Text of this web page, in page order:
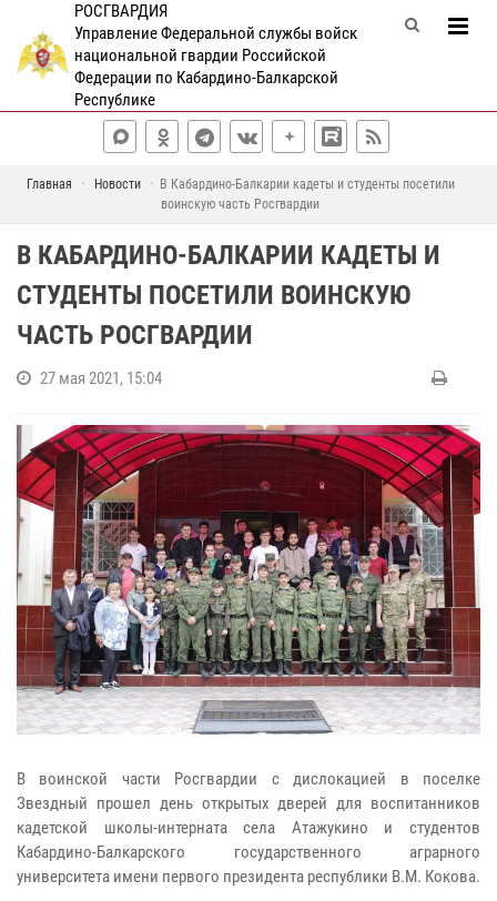
РОСГВАРДИЯ
Управление Федеральной службы войск
национальной гвардии Российской
Федерации по Кабардино-Балкарской
Республике
Главная Новости
В Кабардино-Балкарии кадеты и студенты посетили
воинскую часть Росгвардии
В КАБАРДИНО-БАЛКАРИИ КАДЕТЫ И
СТУДЕНТЫ ПОСЕТИЛИ ВОИНСКУЮ
ЧАСТЬ РОСГВАРДИИ
27 мая 2021, 15:04
В воинской части Росгвардии с дислокацией в поселке
Звездный прошел день открытых дверей для воспитанников
кадетской школы-интерната села Атажукино и студентов
Кабардино-Балкарского государственного аграрного
университета имени первого президента республики В.М. Кокова.